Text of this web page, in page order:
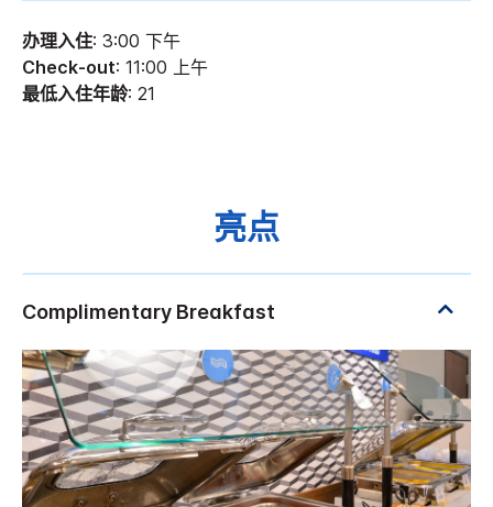
办理入住: 3:00 下午
Check-out: 11:00 上午
最低入住年龄: 21
亮点